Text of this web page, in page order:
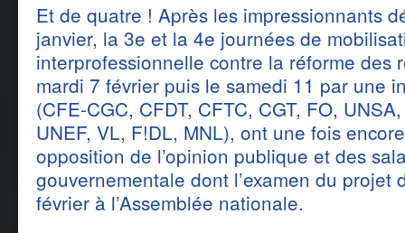
Et de quatre ! Après les impressionnants
janvier, la 3e et la 4e journées de
interprofessionnelle contre la réforme des
mardi 7 février puis le samedi 11 par une
(CFE-CGC, CFDT, CFTC, CGT, FO,
UNEF, VL, F!DL, MNL), ont une fois
opposition de l’opinion publique et des
gouvernementale dont l’examen du projet
février à l’Assemblée nationale.